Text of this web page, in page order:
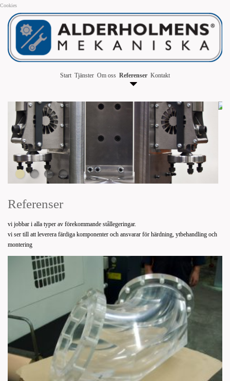
Start Tjänster Om oss Referenser Kontakt
Referenser
vi jobbar i alla typer av förekommande stållegeringar.
vi ser till att leverera färdiga komponenter och ansvarar för härdning, ytbehandling och
montering
Cookies